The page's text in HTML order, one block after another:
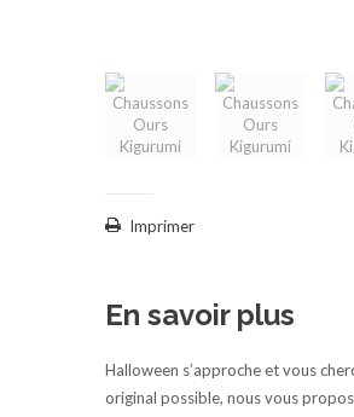
Imprimer
En savoir plus
Halloween s’approche et vous
original possible, nous vous